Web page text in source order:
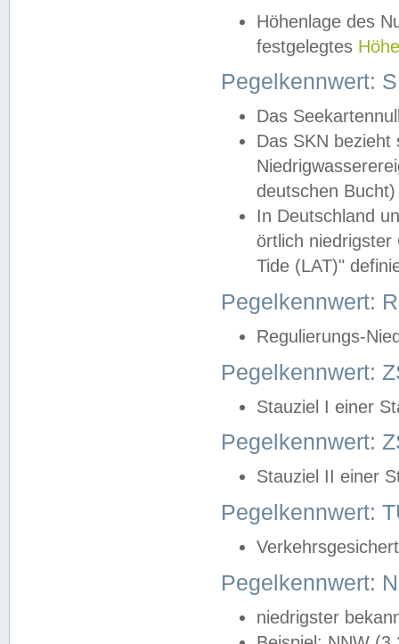
Höhenlage des
festgelegtes
Pegelkennwert:
Das
Das SKN
deutschen
In Deutschland
örtlich
Tide (LAT)"
Pegelkennwert:
Regulierungs-
Pegelkennwert:
Stauziel I einer
Pegelkennwert:
Stauziel II einer
Pegelkennwert:
Pegelkennwert:
niedrigster